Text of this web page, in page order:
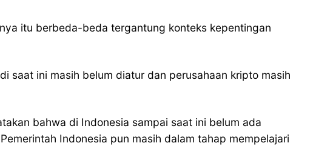
itu berbeda-beda tergantung konteks kepentingan
saat ini masih belum diatur dan perusahaan kripto masih
bahwa di Indonesia sampai saat ini belum ada
Indonesia pun masih dalam tahap mempelajari